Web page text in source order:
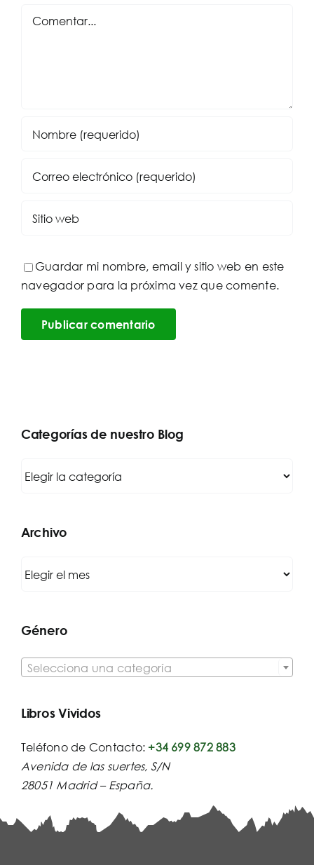
Comentar
Guardar mi nombre, email y sitio web en este
navegador para la próxima vez que comente.
Categorías de nuestro Blog
Blog
Archivo
Género
Selecciona una categoría
Libros Vividos
Teléfono de Contacto: +34 699 872 883
Avenida de las suertes, S/N
28051 Madrid – España.